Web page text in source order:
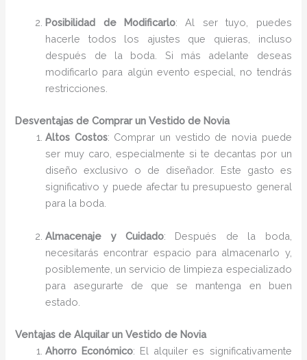
Posibilidad de Modificarlo: Al ser tuyo, puedes
hacerle todos los ajustes que quieras, incluso
después de la boda. Si más adelante deseas
modificarlo para algún evento especial, no tendrás
restricciones.
Desventajas de Comprar un Vestido de Novia
Altos Costos: Comprar un vestido de novia puede
ser muy caro, especialmente si te decantas por un
diseño exclusivo o de diseñador. Este gasto es
significativo y puede afectar tu presupuesto general
para la boda.
Almacenaje y Cuidado: Después de la boda,
necesitarás encontrar espacio para almacenarlo y,
posiblemente, un servicio de limpieza especializado
para asegurarte de que se mantenga en buen
estado.
Ventajas de Alquilar un Vestido de Novia
Ahorro Económico: El alquiler es significativamente